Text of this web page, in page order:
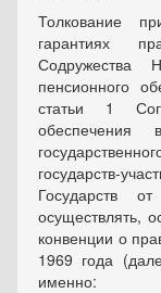
Толкование
гарантиях
Содружества
пенсионного
статьи 1
государств-
Государств
осуществлять,
конвенции о
1969 года
именно: